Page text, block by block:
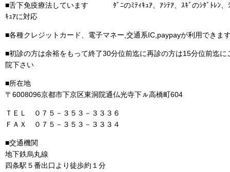
■舌下免疫療法しています ﾀﾞﾆのﾐﾃｨｷｭｱ、ｱｼﾃｱ、ｽｷﾞのｼﾀﾞﾄﾚﾝ、
ｷｭｱに対応
■各種クレジットカード、電子マネー,交通系IC,paypayが利用できま
■初診の方は余裕をもって終了30分位前迄に再診の方は15分位前迄に
院下さい
■所在地
〒6008096京都市下京区東洞院通仏光寺下ㇽ高橋町604
ＴＥＬ ０７５－３５３－３３３６
ＦＡＸ ０７５－３５３－３３３４
■交通機関
地下鉄烏丸線
四条駅５番出口より徒歩約１分